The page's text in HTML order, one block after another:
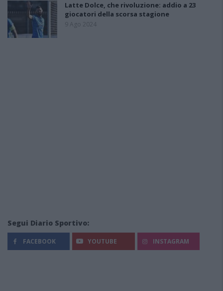
Latte Dolce, che rivoluzione: addio a 23
giocatori della scorsa stagione
9 Ago 2024
Segui Diario Sportivo:
FACEBOOK YOUTUBE INSTAGRAM